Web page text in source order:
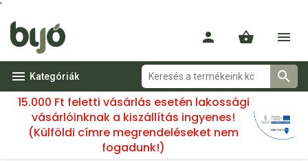
'
Kategóriák
15.000 Ft feletti vásárlás esetén lakossági
vásárlóinknak a kiszállítás ingyenes!
(Külföldi címre megrendeléseket nem
fogadunk!)